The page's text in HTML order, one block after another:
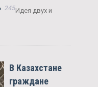
245Идея двух и
В Казахстане
граждане